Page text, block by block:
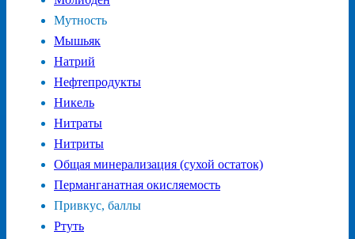
Мутность
Мышьяк
Натрий
Нефтепродукты
Никель
Нитраты
Нитриты
Общая минерализация (сухой остаток)
Перманганатная окисляемость
Привкус, баллы
Ртуть